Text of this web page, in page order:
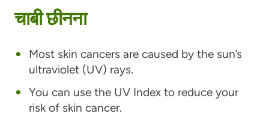
चाबी छीनना
Most skin cancers are caused by the sun’s
ultraviolet (UV) rays.
You can use the UV Index to reduce your
risk of skin cancer.